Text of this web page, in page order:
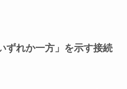
ずれか一方」を示す接続